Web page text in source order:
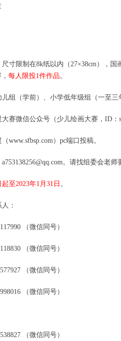
寸限制在8k纸以内（27×38cm），
每人限投1件作品。
组（学前）、小学低年级组（一至
赛微信公众号（少儿绘画大赛，ID：
www.sfbsp.com）pc端口投稿。
。请找组委会老师
至2023年1月31日 。
：
（微信同号）
（微信同号）
（微信同号）
（微信同号）
（微信同号）